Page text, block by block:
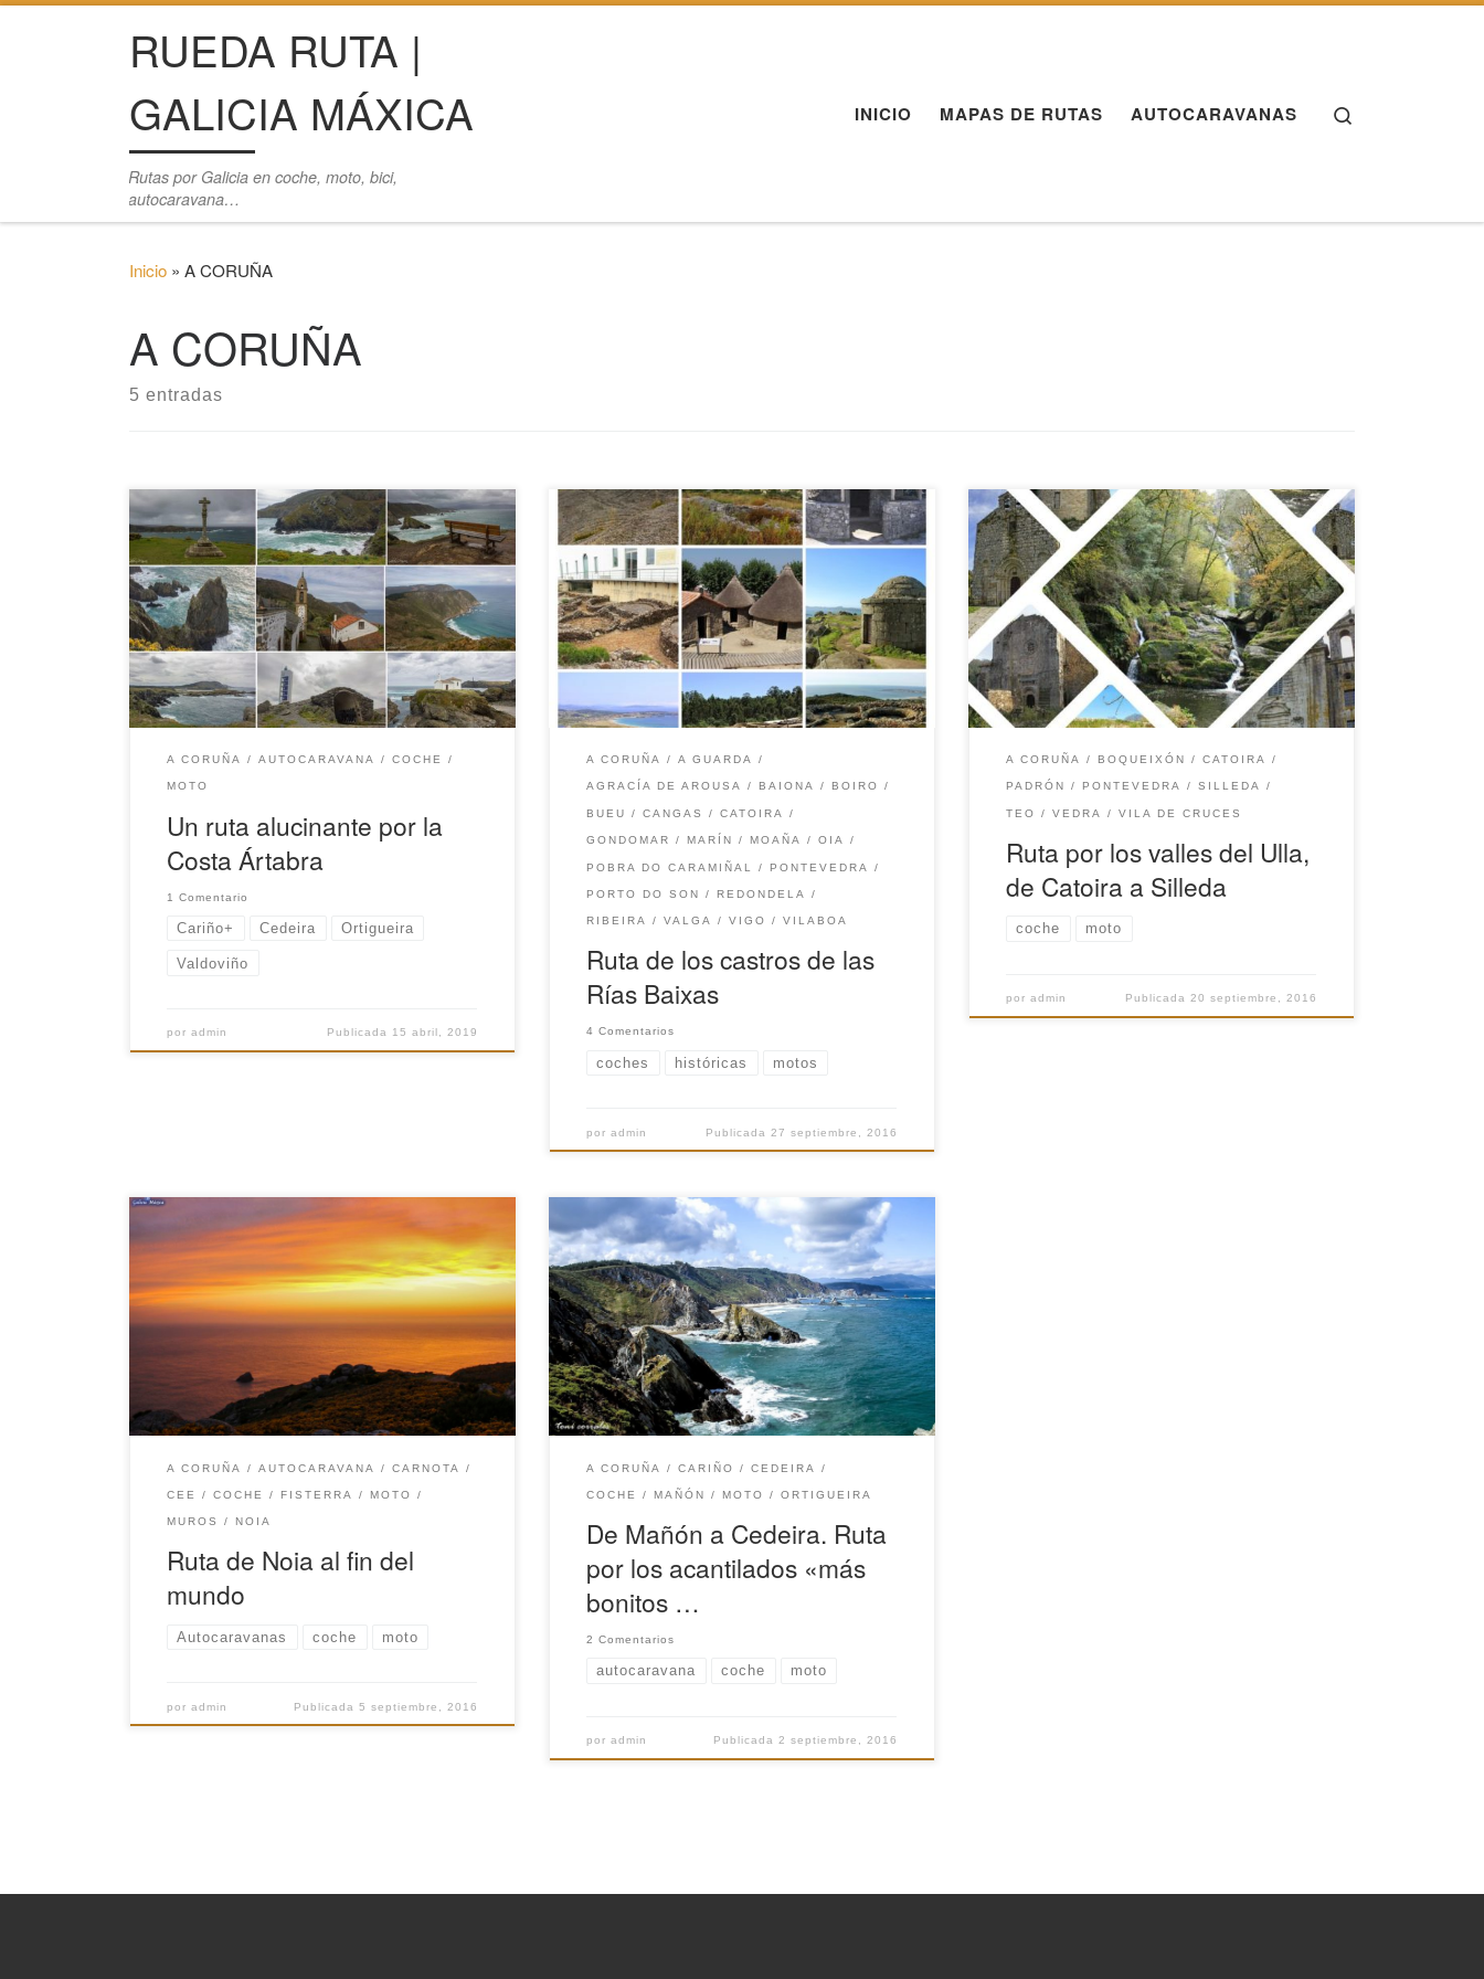
Saltar al contenidoRUEDA RUTA |
GALICIA MÁXICA
Rutas por Galicia en coche, moto, bici,
autocaravana…
INICIO MAPAS DE RUTAS AUTOCARAVANAS
Inicio » A CORUÑA
A CORUÑA
5 entradas
Hoy os queremos recomendar una cómoda pero
fascinante ruta de poco más de 120 kilómetros
por la Costa Ártabra. Una ruta en donde el mar
y los acantilados son los protagonistas y en la
que a la vez sentirás la historia y te deleitarás
con la hermosa arquitectura de estas […]
A CORUÑA AUTOCARAVANA COCHE
MOTO
Un ruta alucinante por la
Costa Ártabra
1 Comentario
Cariño+ Cedeira Ortigueira
Valdoviño
poradmin Publicada 15 abril, 2019
Antes de la llegada y posterior conquista de los
romanos, los habitantes de Galicia se asentaron
en poblados que los conquistadores
denominaron «castros». Estos mantenían una
tipología similar y eran muchos los que se
acercaban a la categoría de aldea-fortaleza,
quizás como las antiguas ciudades-estado
griegas y romanas pero con […]
A CORUÑA A GUARDA
AGRACÍA DE AROUSA BAIONA BOIRO
BUEU CANGAS CATOIRA
GONDOMAR MARÍN MOAÑA OIA
POBRA DO CARAMIÑAL PONTEVEDRA
PORTO DO SON REDONDELA
RIBEIRA VALGA VIGO VILABOA
Ruta de los castros de las
Rías Baixas
4 Comentarios
coches históricas motos
poradmin Publicada 27 septiembre, 2016
Esta ruta recorre desde prácticamente la
desembocadura del Ulla hasta llegar a uno de
sus afluentes más importantes, el Deza, con un
recorrido de 83 km localizados dentro del
Sistema Fluvial Ulla-Deza. Salimos desde las
Torres de Oeste, en Catoira, fortaleza defensiva
de este río antaño navegable y que ahora […]
A CORUÑA BOQUEIXÓN CATOIRA
PADRÓN PONTEVEDRA SILLEDA
TEO VEDRA VILA DE CRUCES
Ruta por los valles del Ulla,
de Catoira a Silleda
coche moto
poradmin Publicada 20 septiembre, 2016
Esta ruta parte de Noia y después de alrededor
de 100 km tiene como último destino el «Fin del
Mundo».Para ello recorreremos la costa
disfrutando del paisaje agreste y de la
arquitectura de este litoral para llegar si lo
planificamos bien a ver como el sol es «tragado»
por el […]
A CORUÑA AUTOCARAVANA CARNOTA
CEE COCHE FISTERRA MOTO
MUROS NOIA
Ruta de Noia al fin del
mundo
Autocaravanas coche moto
poradmin Publicada 5 septiembre, 2016
Esta vez recorreremos una de las costas más
famosas de Galicia, tanto por sus
impresionantes acantilados como por las bellas
postales que nos dejaran las villas marineras de
norte de Galicia. Además aprovecharemos la
peregrinación a San Andrés de Teixido y así no
tener que volver en la otra vida. […]
A CORUÑA CARIÑO CEDEIRA
COCHE MAÑÓN MOTO ORTIGUEIRA
De Mañón a Cedeira. Ruta
por los acantilados «más
bonitos …
2 Comentarios
autocaravana coche moto
poradmin Publicada 2 septiembre, 2016